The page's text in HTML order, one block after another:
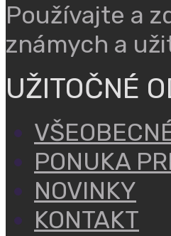
Používajte a
známych a
UŽITOČNÉ
PONUKA
NOVINKY
KONTAKT